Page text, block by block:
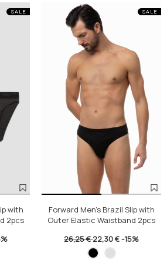
SALE
with
2pcs
SALE
Forward Men's Brazil Slip with
Outer Elastic Waistband 2pcs
26,25 €22,30 €-15%